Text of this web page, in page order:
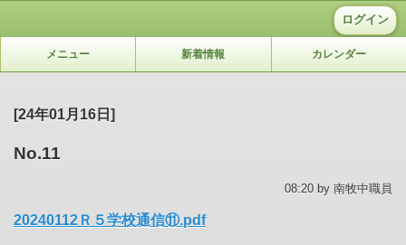
ログイン
メニュー 新着情報 カレンダー
[24年01月16日]
No.11
08:20 by 南牧中職員
20240112Ｒ５学校通信⑪.pdf